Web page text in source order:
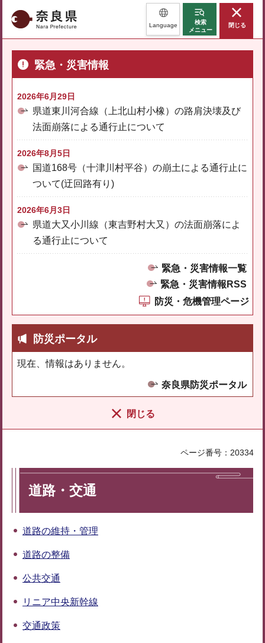
奈良県 Language
検索
メニュー
閉じる
緊急・災害情報
2026年6月29日
県道東川河合線（上北山村小橡）の路肩決壊及び
法面崩落による通行止について
2026年8月5日
国道168号（十津川村平谷）の崩土による通行止に
ついて(迂回路有り)
2026年6月3日
県道大又小川線（東吉野村大又）の法面崩落によ
る通行止について
緊急・災害情報一覧
緊急・災害情報RSS
防災・危機管理ページ
防災ポータル
現在、情報はありません。
奈良県防災ポータル
閉じる
ページ番号：20334
道路・交通
道路の維持・管理
道路の整備
公共交通
リニア中央新幹線
交通政策